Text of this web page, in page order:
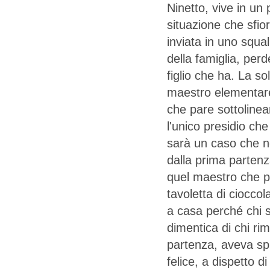
Ninetto, vive in un
situazione che
inviata in uno
della famiglia,
figlio che ha. La
maestro
che pare
l'unico presidio
sarà un caso che
dalla prima
quel maestro che
tavoletta di
a casa perché chi
dimentica di chi
partenza, aveva
felice, a dispetto